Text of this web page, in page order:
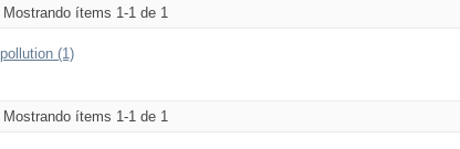
Mostrando ítems 1-1 de 1
pollution (1)
Mostrando ítems 1-1 de 1